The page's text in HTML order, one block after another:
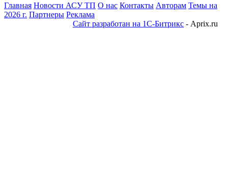
Главная Новости АСУ ТП О нас Контакты Авторам Темы на
2026 г. Партнеры Реклама
Сайт разработан на 1С-Битрикс - Aprix.ru